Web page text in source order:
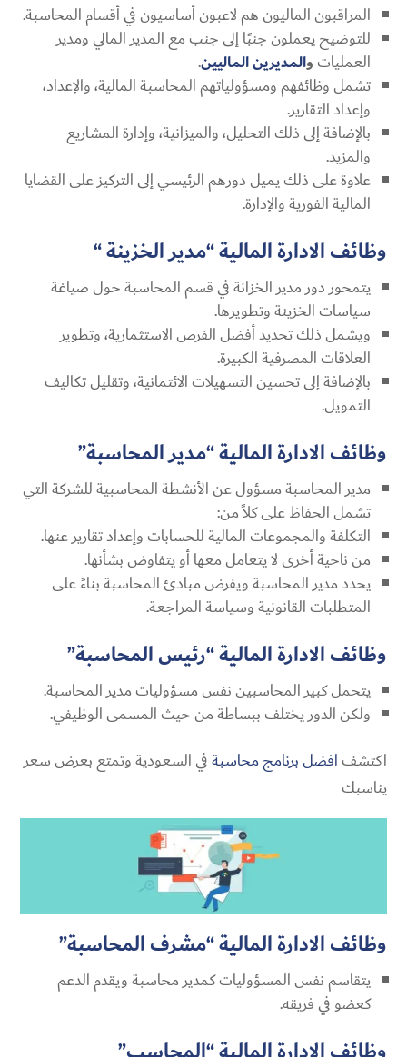
المراقبون الماليون هم لاعبون أساسيون في أقسام المحاسبة.
للتوضيح يعملون جنبًا إلى جنب مع المدير المالي ومدير
العملياتوالمديرينالماليين.
تشمل وظائفهم ومسؤولياتهم المحاسبة المالية، والإعداد،
وإعداد التقارير.
بالإضافة إلى ذلك التحليل، والميزانية، وإدارة المشاريع
والمزيد.
علاوة على ذلك يميل دورهم الرئيسي إلى التركيز على القضايا
المالية الفورية والإدارة.
وظائف الادارة المالية “مدير الخزينة “
يتمحور دور مدير الخزانة في قسم المحاسبة حول صياغة
سياسات الخزينة وتطويرها.
ويشمل ذلك تحديد أفضل الفرص الاستثمارية، وتطوير
العلاقات المصرفية الكبيرة.
بالإضافة إلى تحسين التسهيلات الائتمانية، وتقليل تكاليف
التمويل.
وظائف الادارة المالية “مدير المحاسبة”
مدير المحاسبة مسؤول عن الأنشطة المحاسبية للشركة التي
تشمل الحفاظ على كلاً من:
التكلفة والمجموعات المالية للحسابات وإعداد تقارير عنها.
من ناحية أخرى لا يتعامل معها أو يتفاوض بشأنها.
يحدد مدير المحاسبة ويفرض مبادئ المحاسبة بناءً على
المتطلبات القانونية وسياسة المراجعة.
وظائف الادارة المالية “رئيس المحاسبة”
يتحمل كبير المحاسبين نفس مسؤوليات مدير المحاسبة.
ولكن الدور يختلف ببساطة من حيث المسمى الوظيفي.
اكتشفافضل برنامج محاسبةفي السعودية وتمتع بعرض سعر
يناسبك
وظائف الادارة المالية “مشرف المحاسبة”
يتقاسم نفس المسؤوليات كمدير محاسبة ويقدم الدعم
كعضو في فريقه.